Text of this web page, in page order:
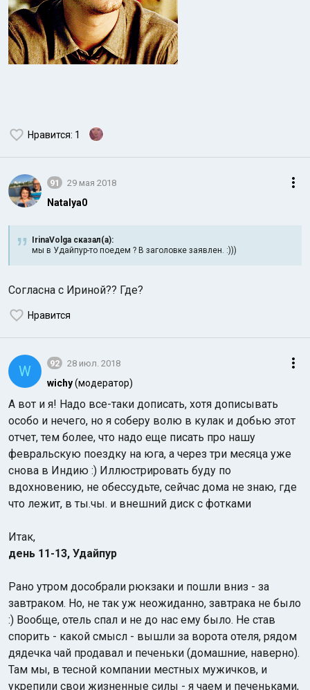
Нравится: 1
91 29 мая 2018
Natalya0
IrinaVolga сказал(а):
мы в Удайпур-то поедем ? В заголовке заявлен. :)))
Согласна с Ириной?? Где?
Нравится
W 92 28 июл. 2018
wichy(модератор)
А вот и я! Надо все-таки дописать, хотя дописывать
особо и нечего, но я соберу волю в кулак и добью этот
отчет, тем более, что надо еще писать про нашу
февральскую поездку на юга, а через три месяца уже
снова в Индию :) Иллюстрировать буду по
вдохновению, не обессудьте, сейчас дома не знаю, где
что лежит, в ты.чы. и внешний диск с фотками
Итак,
день 11-13, Удайпур
Рано утром дособрали рюкзаки и пошли вниз - за
завтраком. Но, не так уж неожиданно, завтрака не было
:) Вообще, отель спал и не до нас ему было. Не став
спорить - какой смысл - вышли за ворота отеля, рядом
дядечка чай продавал и печеньки (домашние, наверно).
Там мы, в тесной компании местных мужичков, и
укрепили свои жизненные силы - я чаем и печеньками,